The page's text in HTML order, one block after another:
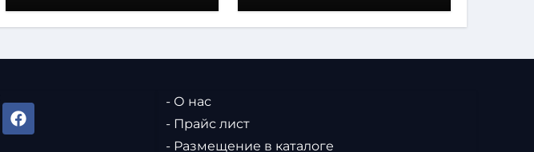
разметка
- О нас
- Прайс лист
- Размещение в каталоге